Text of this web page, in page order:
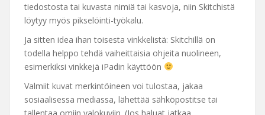
tiedostosta tai kuvasta nimiä tai kasvoja, niin Skitchistä
löytyy myös pikselöinti-työkalu.
Ja sitten idea ihan toisesta vinkkelistä: Skitchillä on
todella helppo tehdä vaiheittaisia ohjeita nuolineen,
esimerkiksi vinkkejä iPadin käyttöön
Valmiit kuvat merkintöineen voi tulostaa, jakaa
sosiaalisessa mediassa, lähettää sähköpostitse tai
tallentaa omiin valokuviin. (Jos haluat jatkaa